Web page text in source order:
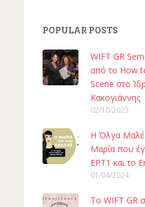
POPULAR POSTS
WIFT GR
από το How
Scene στο
Κακογιάννης
02/10/2023
H Όλγα
Μαρία που
ΕΡΤ1 και το
01/04/2024
To WIFT GR